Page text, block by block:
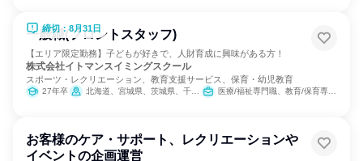
締切：8月31日
一般職(フロントスタッフ)
【エリア限定勤務】子どもが好きで、人財育成に興味がある方！
株式会社イトマンスイミングスクール
スポーツ・レクリエーション、教育支援サービス、保育・幼児教育
27年卒 北海道、宮城県、茨城県、千葉県、東京都、神奈川県、静岡県、愛知県、三重県、京都府、大阪府、兵庫県、奈良県、福岡県 医療/福祉専門職、教育/保育専門職
お客様のケア・サポート、レクリエーションや
イベントの企画運営